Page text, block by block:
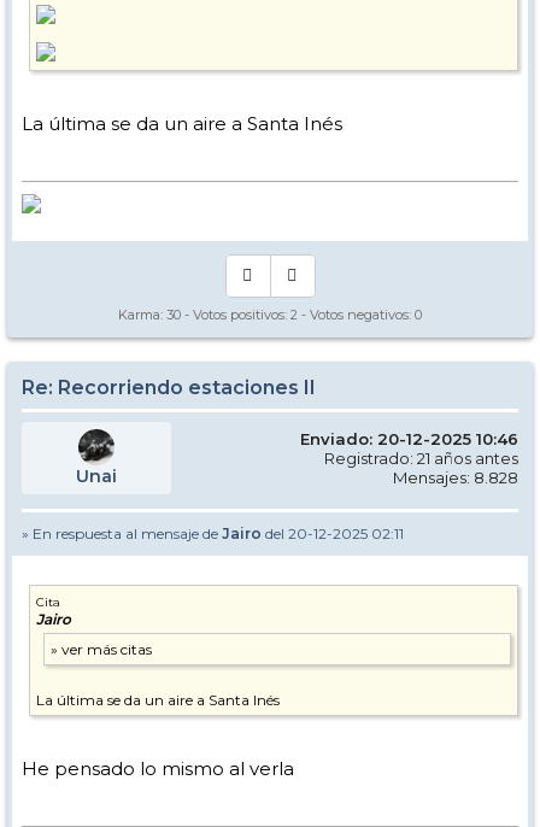
estrictamente de las condiciones de nieve natural, que han sido
irregulares en los últimos años.
❄️Kopasz-hegy – Tokaj. 0.7kms
La última se da un aire a Santa Inés
Karma: 30 - Votos positivos: 2 - Votos negativos: 0
Re: Recorriendo estaciones II
Unai
Enviado: 20-12-2025 10:46
Registrado: 21 años antes
Mensajes: 8.828
» En respuesta al mensaje de Jairo del 20-12-2025 02:11
Cita
Jairo
La última se da un aire a Santa Inés
He pensado lo mismo al verla